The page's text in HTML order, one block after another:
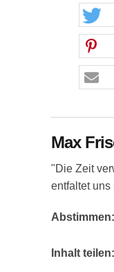
Max
"Die Zeit
entfaltet uns
Abstimmen:
Inhalt teilen: